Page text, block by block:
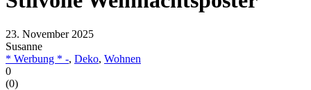
23. November 2025
Susanne
* Werbung * -, Deko, Wohnen
0
(0)